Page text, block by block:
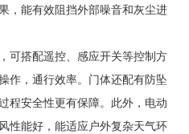
，能有效阻挡外部噪音和灰尘进
可搭配遥控、感应开关等控制方
作，通行效率。门体还配有防坠
程安全性更有保障。此外，电动
性能好，能适应户外复杂天气环